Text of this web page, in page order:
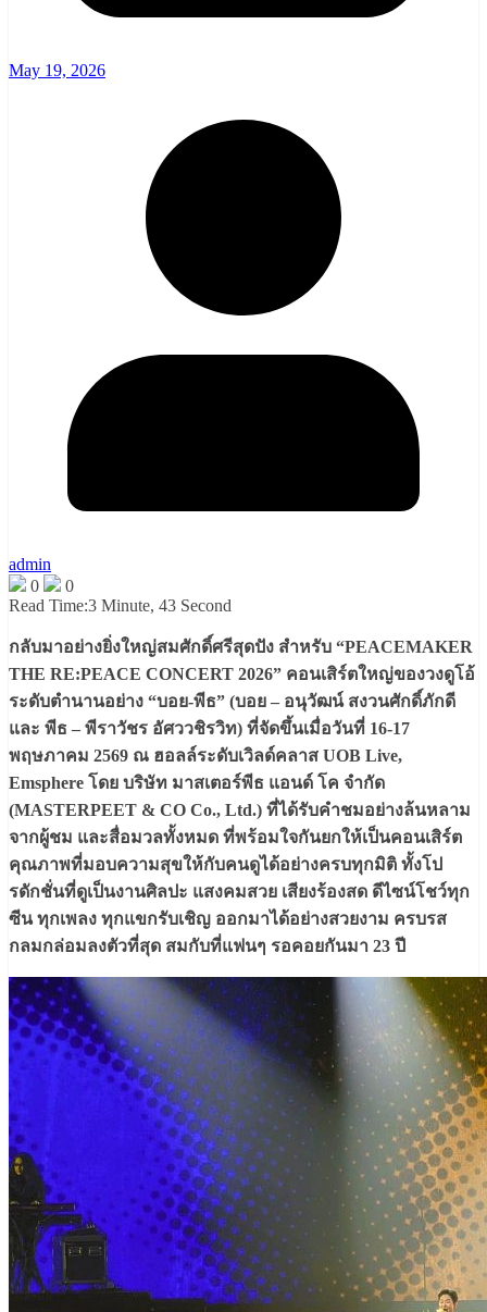
May 19, 2026
admin
0
0
Read Time:3 Minute, 43 Second
กลับมาอย่างยิ่งใหญ่สมศักดิ์ศรีสุดปัง สําหรับ “PEACEMAKER
THE RE:PEACE CONCERT 2026” คอนเสิร์ตใหญ่ของวงดูโอ้
ระดับตำนานอย่าง “บอย-พีธ” (บอย – อนุวัฒน์ สงวนศักดิ์ภักดี
และ พีธ – พีราวัชร อัศววชิรวิท) ที่จัดขึ้นเมื่อวันที่ 16-17
พฤษภาคม 2569 ณ ฮอลล์ระดับเวิลด์คลาส UOB Live,
Emsphere โดย บริษัท มาสเตอร์พีธ แอนด์ โค จำกัด
(MASTERPEET & CO Co., Ltd.) ที่ได้รับคำชมอย่างล้นหลาม
จากผู้ชม และสื่อมวลทั้งหมด ที่พร้อมใจกันยกให้เป็นคอนเสิร์ต
คุณภาพที่มอบความสุขให้กับคนดูได้อย่างครบทุกมิติ ทั้งโป
รดักชั่นที่ดูเป็นงานศิลปะ แสงคมสวย เสียงร้องสด ดีไซน์โชว์ทุก
ซีน ทุกเพลง ทุกแขกรับเชิญ ออกมาได้อย่างสวยงาม ครบรส
กลมกล่อมลงตัวที่สุด สมกับที่แฟนๆ รอคอยกันมา 23 ปี